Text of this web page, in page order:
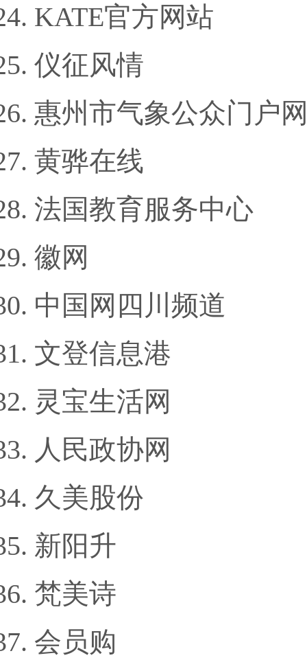
KATE官方网站
仪征风情
惠州市气象公众门户
黄骅在线
法国教育服务中心
徽网
中国网四川频道
文登信息港
灵宝生活网
人民政协网
久美股份
新阳升
梵美诗
会员购